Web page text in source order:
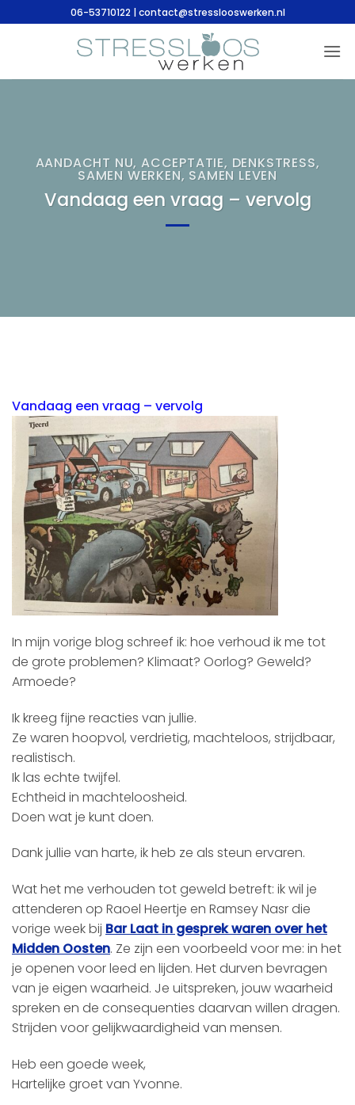
naar
06-53710122 | contact@stresslooswerken.nl
AANDACHT NU, ACCEPTATIE, DENKSTRESS,
SAMEN WERKEN, SAMEN LEVEN
Vandaag een vraag – vervolg
Vandaag een vraag – vervolg
In mijn vorige blog schreef ik: hoe verhoud ik me tot
de grote problemen? Klimaat? Oorlog? Geweld?
Armoede?
Ik kreeg fijne reacties van jullie.
Ze waren hoopvol, verdrietig, machteloos, strijdbaar,
realistisch.
Ik las echte twijfel.
Echtheid in machteloosheid.
Doen wat je kunt doen.
Dank jullie van harte, ik heb ze als steun ervaren.
Wat het me verhouden tot geweld betreft: ik wil je
attenderen op Raoel Heertje en Ramsey Nasr die
vorige week bij Bar Laat in gesprek waren over het
Midden Oosten. Ze zijn een voorbeeld voor me: in het
je openen voor leed en lijden. Het durven bevragen
van je eigen waarheid. Je uitspreken, jouw waarheid
spreken en de consequenties daarvan willen dragen.
Strijden voor gelijkwaardigheid van mensen.
Heb een goede week,
Hartelijke groet van Yvonne.